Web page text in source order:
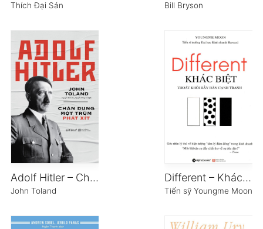
Thích Đại Sán Bill Bryson
Adolf Hitler – Chân Dung Một Trùm Phát Xít
John Toland
Different – Khác Biệt
Tiến sỹ Youngme Moon